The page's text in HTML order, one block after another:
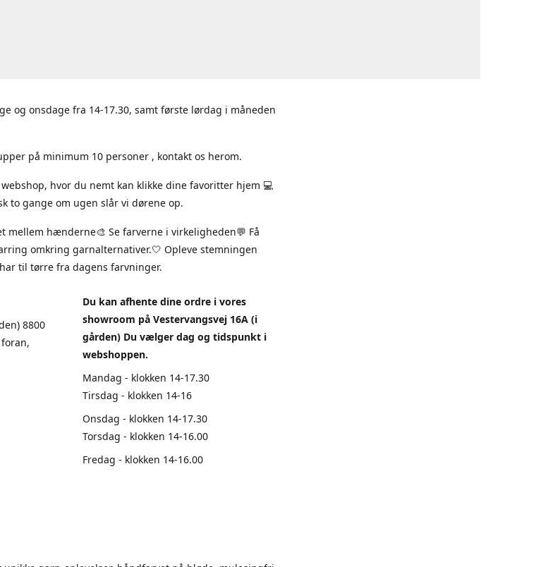
og onsdage fra 14-17.30, samt første lørdag i måneden
på minimum 10 personer , kontakt os herom.
hvor du nemt kan klikke dine favoritter hjem 💻
to gange om ugen slår vi dørene op.
mellem hænderne🎨 Se farverne i virkeligheden💬 Få
omkring garnalternativer.🤍 Opleve stemningen
til tørre fra dagens farvninger.
8800
Du kan afhente dine ordre i vores
showroom på Vestervangsvej 16A (i
gården) Du vælger dag og tidspunkt i
webshoppen.
Mandag - klokken 14-17.30
Tirsdag - klokken 14-16
Onsdag - klokken 14-17.30
Torsdag - klokken 14-16.00
Fredag - klokken 14-16.00